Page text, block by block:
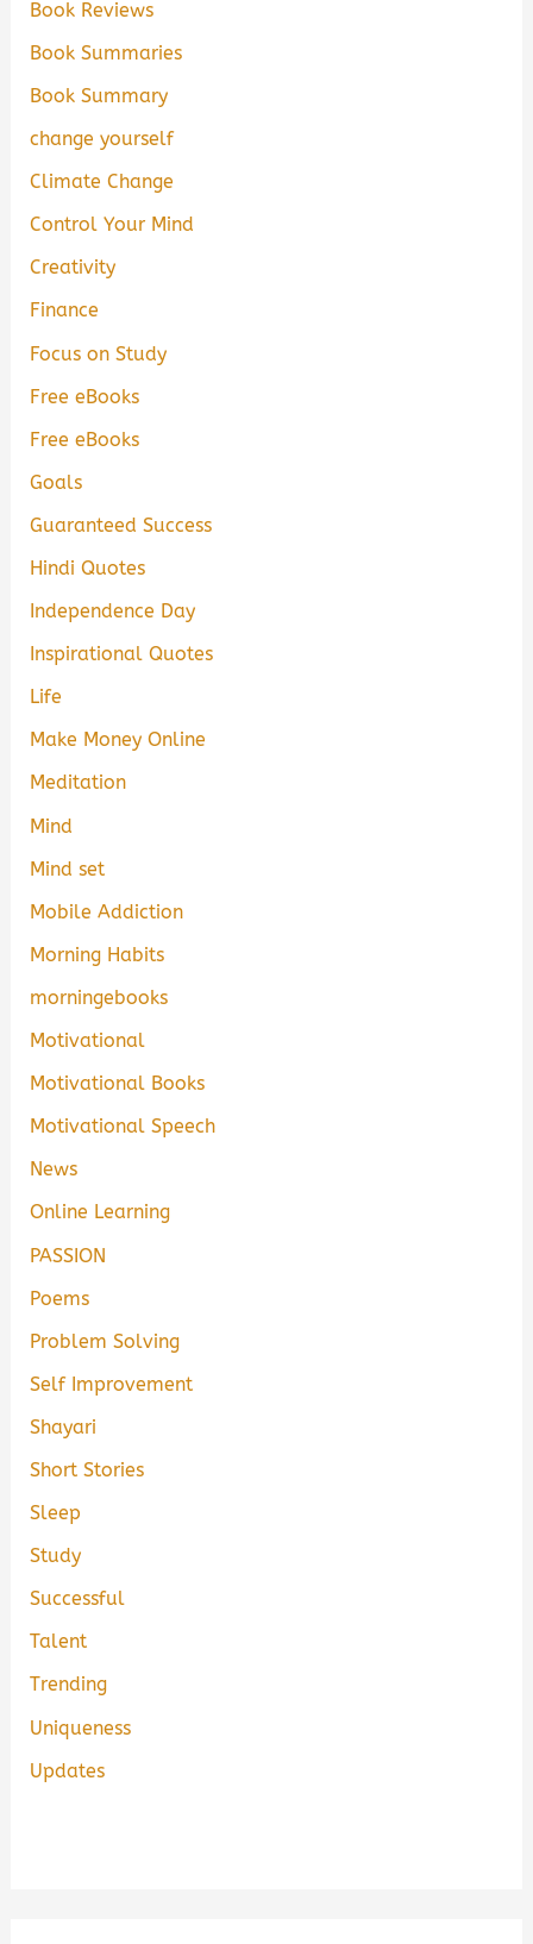
Book Reviews
Book Summaries
Book Summary
change yourself
Climate Change
Control Your Mind
Creativity
Finance
Focus on Study
Free eBooks
Free eBooks
Goals
Guaranteed Success
Hindi Quotes
Independence Day
Inspirational Quotes
Life
Make Money Online
Meditation
Mind
Mind set
Mobile Addiction
Morning Habits
morningebooks
Motivational
Motivational Books
Motivational Speech
News
Online Learning
PASSION
Poems
Problem Solving
Self Improvement
Shayari
Short Stories
Sleep
Study
Successful
Talent
Trending
Uniqueness
Updates